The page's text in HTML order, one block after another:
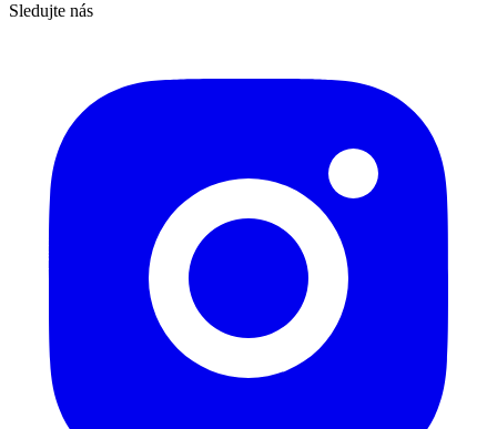
Sledujte nás